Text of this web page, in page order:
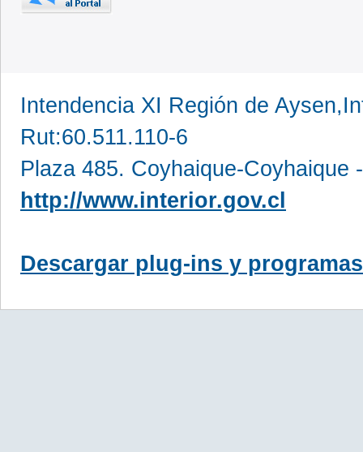
Intendencia XI Región de
Rut:60.511.110-6
Plaza 485. Coyhaique-Coyhaique
http://www.interior.gov.cl
Descargar plug-ins y